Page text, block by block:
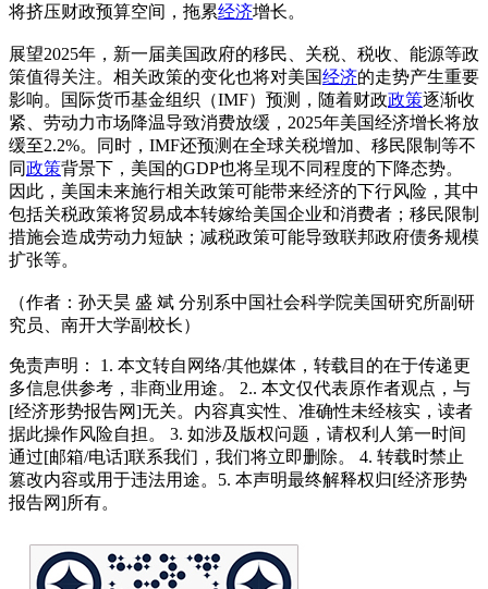
将挤压财政预算空间，拖累经济增长。
展望2025年，新一届美国政府的移民、关税、税收、能源等政
策值得关注。相关政策的变化也将对美国经济的走势产生重要
影响。国际货币基金组织（IMF）预测，随着财政政策逐渐收
紧、劳动力市场降温导致消费放缓，2025年美国经济增长将放
缓至2.2%。同时，IMF还预测在全球关税增加、移民限制等不
同政策背景下，美国的GDP也将呈现不同程度的下降态势。
因此，美国未来施行相关政策可能带来经济的下行风险，其中
包括关税政策将贸易成本转嫁给美国企业和消费者；移民限制
措施会造成劳动力短缺；减税政策可能导致联邦政府债务规模
扩张等。
（作者：孙天昊 盛 斌 分别系中国社会科学院美国研究所副研
究员、南开大学副校长）
免责声明： 1. 本文转自网络/其他媒体，转载目的在于传递更
多信息供参考，非商业用途。 2.. 本文仅代表原作者观点，与
[经济形势报告网]无关。内容真实性、准确性未经核实，读者
据此操作风险自担。 3. 如涉及版权问题，请权利人第一时间
通过[邮箱/电话]联系我们，我们将立即删除。 4. 转载时禁止
篡改内容或用于违法用途。5. 本声明最终解释权归[经济形势
报告网]所有。